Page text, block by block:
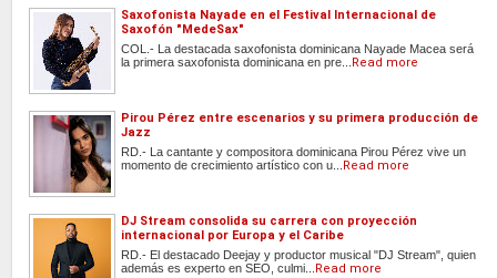
Saxofonista Nayade en el Festival Internacional de
Saxofón "MedeSax"
COL.- La destacada saxofonista dominicana Nayade Macea será
la primera saxofonista dominicana en pre...
Read more
Pirou Pérez entre escenarios y su primera producción de
Jazz
RD.- La cantante y compositora dominicana Pirou Pérez vive un
momento de crecimiento artístico con u...
Read more
DJ Stream consolida su carrera con proyección
internacional por Europa y el Caribe
RD.- El destacado Deejay y productor musical "DJ Stream", quien
además es experto en SEO, culmi...
Read more